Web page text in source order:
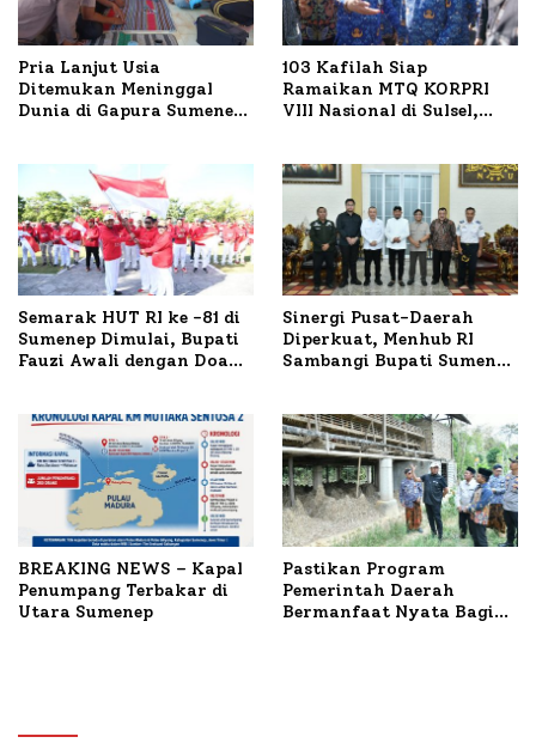
Pria Lanjut Usia
Ditemukan Meninggal
Dunia di Gapura Sumenep,
103 Kafilah Siap
Ramaikan MTQ KORPRI
VIII Nasional di Sulsel,
Semarak HUT RI ke -81 di
Sumenep Dimulai, Bupati
Fauzi Awali dengan Doa
Sinergi Pusat-Daerah
Diperkuat, Menhub RI
Sambangi Bupati Sumenep
BREAKING NEWS – Kapal
Penumpang Terbakar di
Utara Sumenep
Pastikan Program
Pemerintah Daerah
Bermanfaat Nyata Bagi